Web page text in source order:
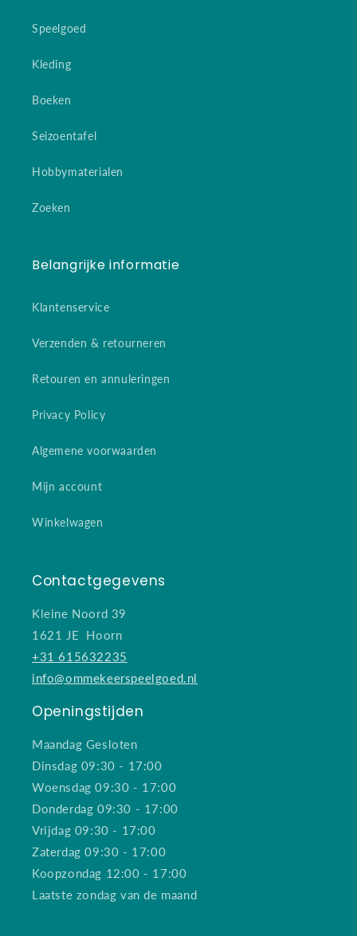
Speelgoed
Kleding
Boeken
Seizoentafel
Hobbymaterialen
Zoeken
Belangrijke informatie
Klantenservice
Verzenden & retourneren
Retouren en annuleringen
Privacy Policy
Algemene voorwaarden
Mijn account
Winkelwagen
Contactgegevens
Kleine Noord 39
1621 JE Hoorn
+31 615632235
info@ommekeerspeelgoed.nl
Openingstijden
Maandag Gesloten
Dinsdag 09:30 - 17:00
Woensdag 09:30 - 17:00
Donderdag 09:30 - 17:00
Vrijdag 09:30 - 17:00
Zaterdag 09:30 - 17:00
Koopzondag 12:00 - 17:00
Laatste zondag van de maand